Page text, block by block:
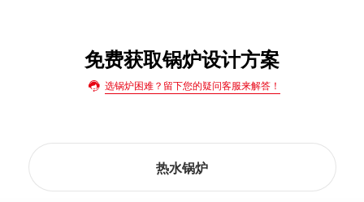
免费获取锅炉设计方案
选锅炉困难？留下您的疑问客服来解答！
热水锅炉